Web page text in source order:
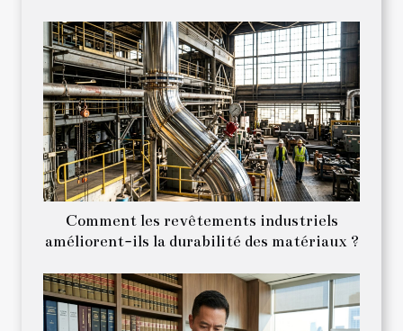
Comment les revêtements industriels
améliorent-ils la durabilité des matériaux ?